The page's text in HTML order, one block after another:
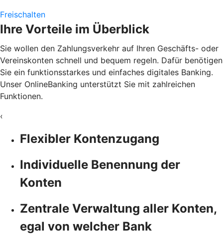
Freischalten
Ihre Vorteile im Überblick
Sie wollen den Zahlungsverkehr auf Ihren Geschäfts- oder
Vereinskonten schnell und bequem regeln. Dafür benötigen
Sie ein funktionsstarkes und einfaches digitales Banking.
Unser OnlineBanking unterstützt Sie mit zahlreichen
Funktionen.
‹
Flexibler Kontenzugang
Individuelle Benennung der
Konten
Zentrale Verwaltung aller Konten,
egal von welcher Bank